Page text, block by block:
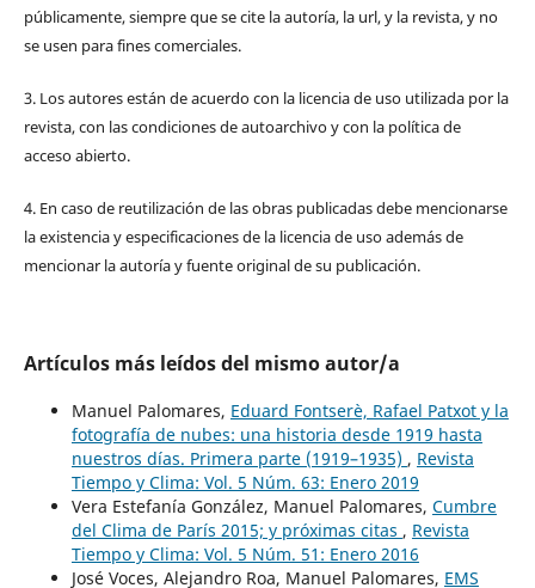
públicamente, siempre que se cite la autoría, la url, y la revista, y no
se usen para fines comerciales.
3. Los autores están de acuerdo con la licencia de uso utilizada por la
revista, con las condiciones de autoarchivo y con la política de
acceso abierto.
4. En caso de reutilización de las obras publicadas debe mencionarse
la existencia y especificaciones de la licencia de uso además de
mencionar la autoría y fuente original de su publicación.
Artículos más leídos del mismo autor/a
Manuel Palomares, Eduard Fontserè, Rafael Patxot y la
fotografía de nubes: una historia desde 1919 hasta
nuestros días. Primera parte (1919–1935) , Revista
Tiempo y Clima: Vol. 5 Núm. 63: Enero 2019
Vera Estefanía González, Manuel Palomares, Cumbre
del Clima de París 2015; y próximas citas , Revista
Tiempo y Clima: Vol. 5 Núm. 51: Enero 2016
José Voces, Alejandro Roa, Manuel Palomares, EMS